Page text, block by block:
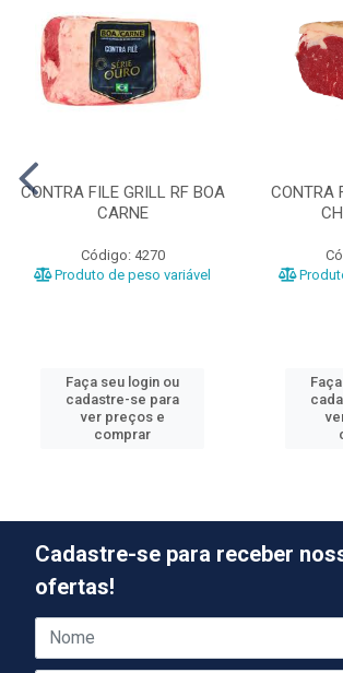
CONTRA FILE GRILL RF BOA
CARNE
Código: 4270
Produto de peso variável
Faça seu login ou
cadastre-se para
ver preços e
comprar
CONTRA
Cadastre-se para receber
ofertas!